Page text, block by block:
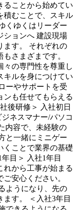
ることから始めてい
積むことで、スキル
くゆくはリーダー
ションへ 建設現場
ます。 それぞれの
さまざまです。
々の専門性を尊重し
キルを身につけてい
ーやサポートを受
ンも任せてもらえる
後研修＞ 入社初日
ネスマナー/パソコ
内容で、未経験の
と一緒にミニゲー
くことで業界の基礎
目＞ 入社1年目
れから工事が始まる
安心ください。
ようになり、先の
す。 ＜入社3年目